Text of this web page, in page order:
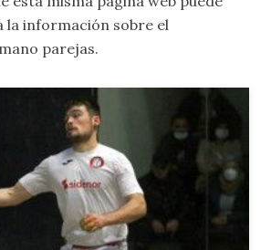
la información sobre el
parejas.